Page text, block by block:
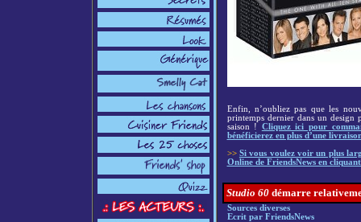
Enfin, n’oubliez pas que les
printemps dernier dans un
saison ! Cliquez ici pour
bénéficierez en plus d’une
>> Si vous voulez voir un plus
Online de FriendsNews en
Studio 60 démarre
Sources diverses
Ecrit par FriendsNews